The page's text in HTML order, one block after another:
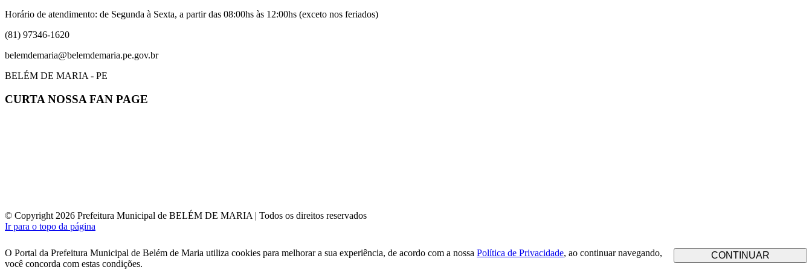
Horário de atendimento: de Segunda à Sexta, a partir das 08:00hs às 12:00hs (exceto nos feriados)
(81) 97346-1620
belemdemaria@belemdemaria.pe.gov.br
BELÉM DE MARIA - PE
CURTA NOSSA FAN PAGE
© Copyright 2026 Prefeitura Municipal de BELÉM DE MARIA | Todos os direitos reservados
Ir para o topo da página
O Portal da Prefeitura Municipal de Belém de Maria utiliza cookies para melhorar a sua experiência, de acordo com a nossa Política de Privacidade, ao continuar navegando,
você concorda com estas condições.
CONTINUAR